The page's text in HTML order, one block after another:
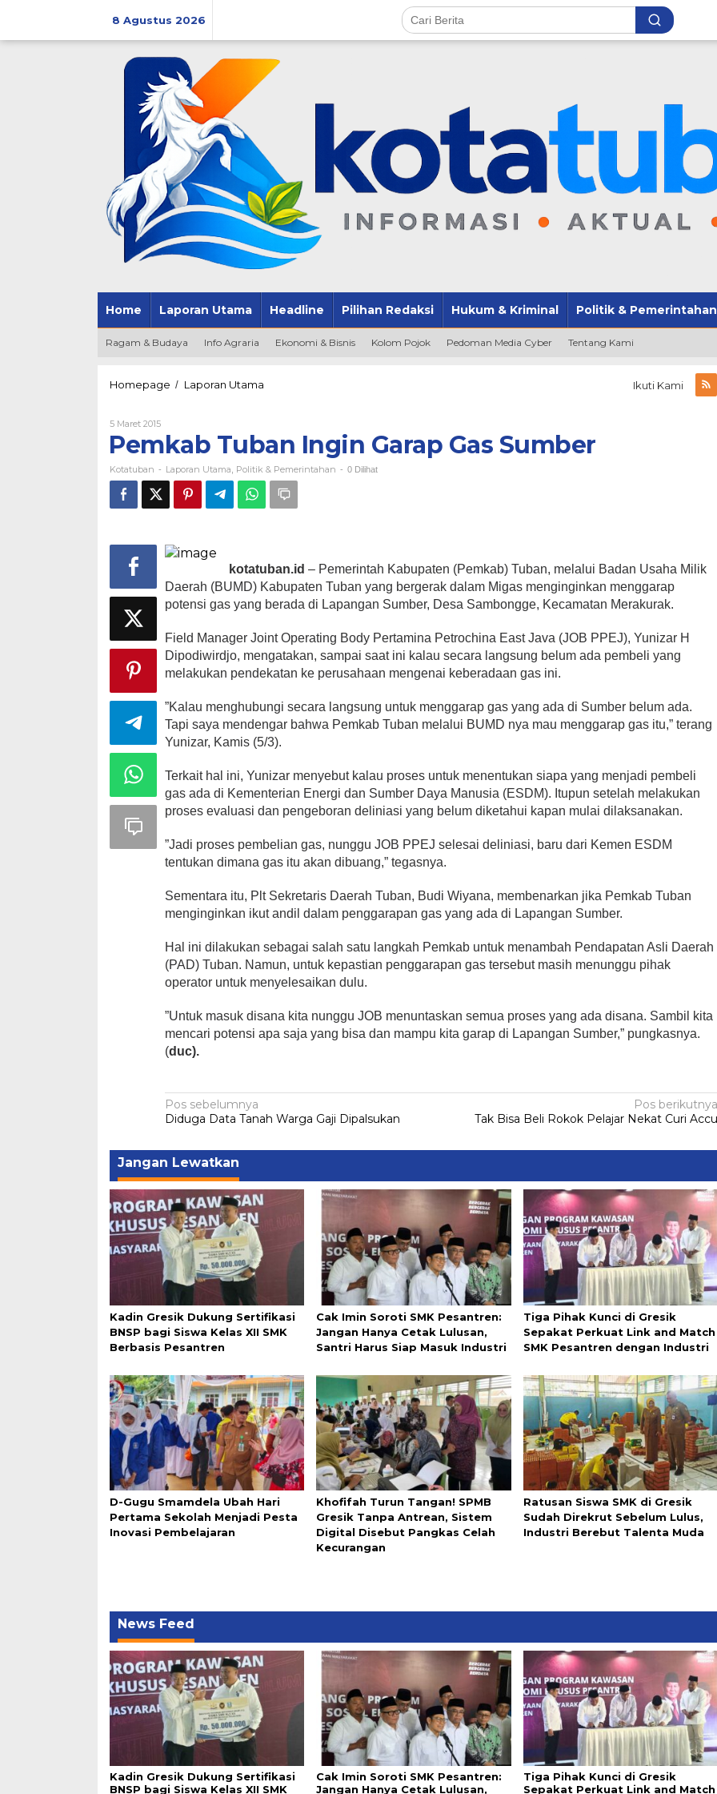
8 Agustus 2026
Home Laporan Utama Headline Pilihan Redaksi Hukum & Kriminal Politik & Pemerintahan
Ragam & Budaya Info Agraria Ekonomi & Bisnis Kolom Pojok Pedoman Media Cyber Tentang Kami
Homepage / Laporan Utama
Gas
Sumber
Ikuti Kami
5 Maret 2015Oleh
Kotatuban
Pemkab Tuban Ingin Garap Gas Sumber
Kotatuban - Laporan Utama, Politik & Pemerintahan - 0 Dilihat
kotatuban.id – Pemerintah Kabupaten (Pemkab) Tuban, melalui Badan Usaha Milik
Daerah (BUMD) Kabupaten Tuban yang bergerak dalam Migas menginginkan menggarap
potensi gas yang berada di Lapangan Sumber, Desa Sambongge, Kecamatan Merakurak.
Field Manager Joint Operating Body Pertamina Petrochina East Java (JOB PPEJ), Yunizar H
Dipodiwirdjo, mengatakan, sampai saat ini kalau secara langsung belum ada pembeli yang
melakukan pendekatan ke perusahaan mengenai keberadaan gas ini.
”Kalau menghubungi secara langsung untuk menggarap gas yang ada di Sumber belum ada.
Tapi saya mendengar bahwa Pemkab Tuban melalui BUMD nya mau menggarap gas itu,” terang
Yunizar, Kamis (5/3).
Terkait hal ini, Yunizar menyebut kalau proses untuk menentukan siapa yang menjadi pembeli
gas ada di Kementerian Energi dan Sumber Daya Manusia (ESDM). Itupun setelah melakukan
proses evaluasi dan pengeboran deliniasi yang belum diketahui kapan mulai dilaksanakan.
”Jadi proses pembelian gas, nunggu JOB PPEJ selesai deliniasi, baru dari Kemen ESDM
tentukan dimana gas itu akan dibuang,” tegasnya.
Sementara itu, Plt Sekretaris Daerah Tuban, Budi Wiyana, membenarkan jika Pemkab Tuban
menginginkan ikut andil dalam penggarapan gas yang ada di Lapangan Sumber.
Hal ini dilakukan sebagai salah satu langkah Pemkab untuk menambah Pendapatan Asli Daerah
(PAD) Tuban. Namun, untuk kepastian penggarapan gas tersebut masih menunggu pihak
operator untuk menyelesaikan dulu.
”Untuk masuk disana kita nunggu JOB menuntaskan semua proses yang ada disana. Sambil kita
mencari potensi apa saja yang bisa dan mampu kita garap di Lapangan Sumber,” pungkasnya.
(duc).
Navigasi
pos
Pos sebelumnya
Diduga Data Tanah Warga Gaji Dipalsukan
Pos berikutnya
Tak Bisa Beli Rokok Pelajar Nekat Curi Accu
Jangan Lewatkan
Kadin Gresik Dukung Sertifikasi
BNSP bagi Siswa Kelas XII SMK
Berbasis Pesantren
Cak Imin Soroti SMK Pesantren:
Jangan Hanya Cetak Lulusan,
Santri Harus Siap Masuk Industri
Tiga Pihak Kunci di Gresik
Sepakat Perkuat Link and Match
SMK Pesantren dengan Industri
D-Gugu Smamdela Ubah Hari
Pertama Sekolah Menjadi Pesta
Inovasi Pembelajaran
Khofifah Turun Tangan! SPMB
Gresik Tanpa Antrean, Sistem
Digital Disebut Pangkas Celah
Kecurangan
Ratusan Siswa SMK di Gresik
Sudah Direkrut Sebelum Lulus,
Industri Berebut Talenta Muda
News Feed
Kadin Gresik Dukung Sertifikasi
BNSP bagi Siswa Kelas XII SMK
Cak Imin Soroti SMK Pesantren:
Jangan Hanya Cetak Lulusan,
Tiga Pihak Kunci di Gresik
Sepakat Perkuat Link and Match